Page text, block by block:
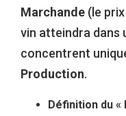
Marchande (le
vin atteindra dans
concentrent
Production.
Définition du «